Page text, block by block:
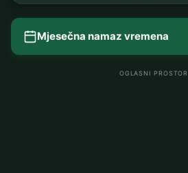
Mjesečna namaz vremena
OGLASNI PROSTOR